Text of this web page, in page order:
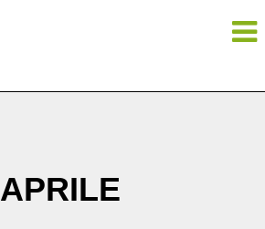
APRILE